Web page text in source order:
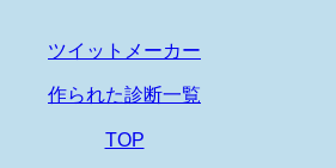
ツイットメーカー
作られた診断一覧
TOP